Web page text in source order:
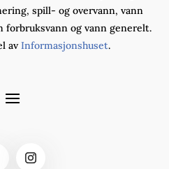
spill- og overvann, vann
forbruksvann og vann generelt.
av Informasjonshuset.